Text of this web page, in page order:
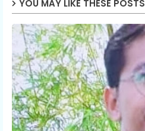
YOU MAY LIKE THESE POSTS